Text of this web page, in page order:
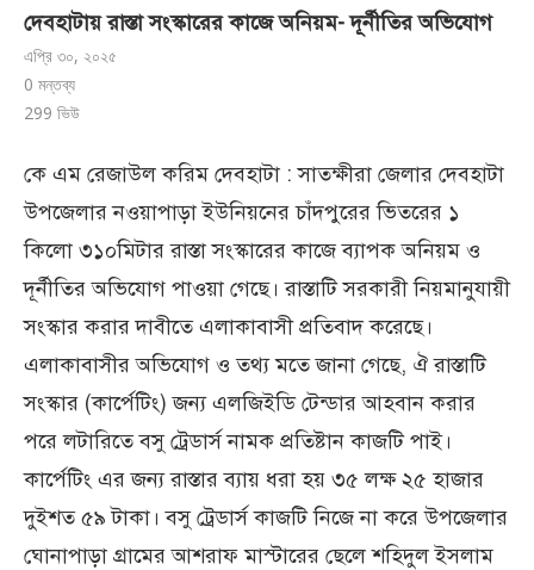
দেবহাটায় রাস্তা সংস্কারের কাজে অনিয়ম- দূর্নীতির অভিযোগ
এপ্রি ৩০, ২০২৫
0 মন্তব্য
299 ভিউ
কে এম রেজাউল করিম দেবহাটা : সাতক্ষীরা জেলার দেবহাটা
উপজেলার নওয়াপাড়া ইউনিয়নের চাঁদপুরের ভিতরের ১
কিলো ৩১০মিটার রাস্তা সংস্কারের কাজে ব্যাপক অনিয়ম ও
দূর্নীতির অভিযোগ পাওয়া গেছে। রাস্তাটি সরকারী নিয়মানুযায়ী
সংস্কার করার দাবীতে এলাকাবাসী প্রতিবাদ করেছে।
এলাকাবাসীর অভিযোগ ও তথ্য মতে জানা গেছে, ঐ রাস্তাটি
সংস্কার (কার্পেটিং) জন্য এলজিইডি টেন্ডার আহবান করার
পরে লটারিতে বসু ট্রেডার্স নামক প্রতিষ্টান কাজটি পাই।
কার্পেটিং এর জন্য রাস্তার ব্যায় ধরা হয় ৩৫ লক্ষ ২৫ হাজার
দুইশত ৫৯ টাকা। বসু ট্রেডার্স কাজটি নিজে না করে উপজেলার
ঘোনাপাড়া গ্রামের আশরাফ মাস্টারের ছেলে শহিদুল ইসলাম